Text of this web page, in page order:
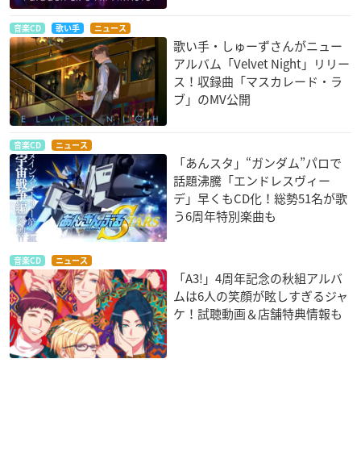
音楽CD 歌い手 ニュース
歌い手・しゅーずさんがニュー
アルバム「Velvet Night」リリー
ス！収録曲「マスカレード・ラ
ブ」のMV公開
音楽CD ニュース
「あんスタ」“ガンダム”パロで
話題沸騰「エンドレスヴィー
デ」早くもCD化！総勢51名が歌
う6周年特別楽曲も
音楽CD ニュース
「A3!」4周年記念の秋組アルバ
ムは6人の笑顔が眩しすぎるジャ
ケ！試聴動画＆店舗特典情報も